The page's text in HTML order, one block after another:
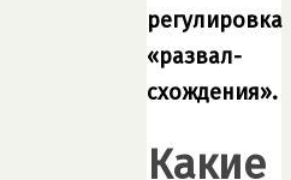
регулировка
«развал-
схождения».
Какие